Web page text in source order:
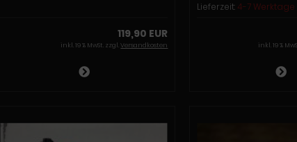
119,90 EUR
inkl. 19 % MwSt. zzgl.Versandkosten
Lieferzeit: 4-7 Werktage
inkl. 19 %